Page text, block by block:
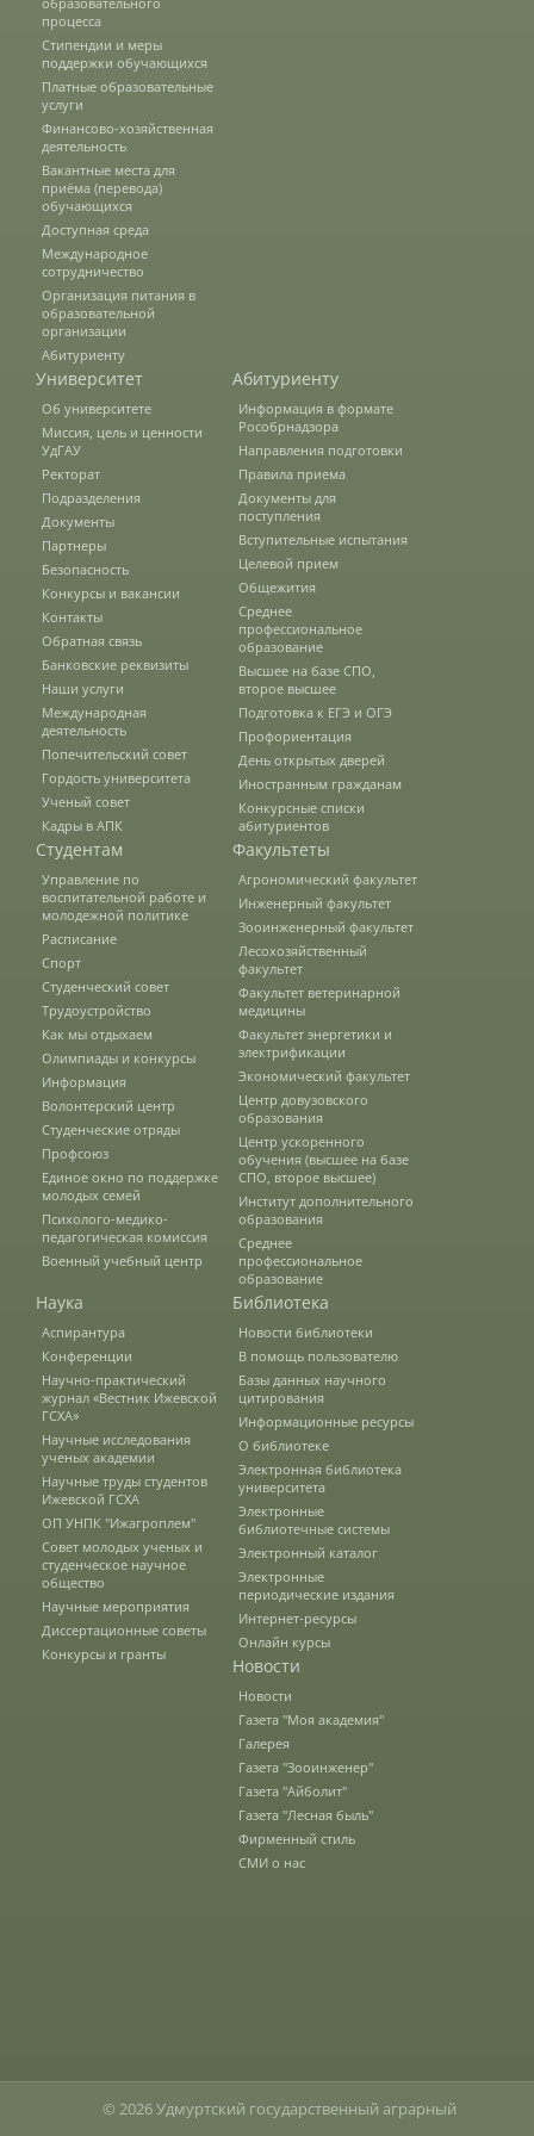
Выпускники факультета
Научные разработки
Консультационные услуги
Список публикаций
Информационные системы
Инженерный факультет
Кафедры ИФ
История факультета
Студенческое конструкторско-
исследовательское бюро (СКИБ)
Направления подготовки
Научные разработки
Консультационные услуги
Список публикаций
Информационные системы
Зооинженерный факультет
Кафедры ЗИФ
История факультета
Организация учебного процесса
Научно-исследовательская работа
студентов
Производственная практика
Внеучебная работа
Студенческие отряды
Направления подготовки
процесса
Стипендии и меры
поддержки обучающихся
Платные образовательные
услуги
Финансово-хозяйственная
деятельность
Вакантные места для
приёма (перевода)
обучающихся
Доступная среда
Международное
сотрудничество
Организация питания в
образовательной
организации
Абитуриенту
Университет
Об университете
Миссия, цель и ценности
УдГАУ
Ректорат
Подразделения
Документы
Партнеры
Безопасность
Конкурсы и вакансии
Контакты
Обратная связь
Банковские реквизиты
Наши услуги
Международная
деятельность
Попечительский совет
Гордость университета
Ученый совет
Кадры в АПК
Абитуриенту
Информация в формате
Рособрнадзора
Направления подготовки
Правила приема
Документы для
поступления
Вступительные испытания
Целевой прием
Общежития
Среднее
профессиональное
образование
Высшее на базе СПО,
второе высшее
Подготовка к ЕГЭ и ОГЭ
Профориентация
День открытых дверей
Иностранным гражданам
Конкурсные списки
абитуриентов
Студентам
Управление по
воспитательной работе и
молодежной политике
Расписание
Спорт
Студенческий совет
Трудоустройство
Как мы отдыхаем
Олимпиады и конкурсы
Информация
Волонтерский центр
Студенческие отряды
Профсоюз
Единое окно по поддержке
молодых семей
Психолого-медико-
педагогическая комиссия
Военный учебный центр
Факультеты
Агрономический факультет
Инженерный факультет
Зооинженерный факультет
Лесохозяйственный
факультет
Факультет ветеринарной
медицины
Факультет энергетики и
электрификации
Экономический факультет
Центр довузовского
образования
Центр ускоренного
обучения (высшее на базе
СПО, второе высшее)
Институт дополнительного
образования
Среднее
профессиональное
образование
Наука
Аспирантура
Конференции
Научно-практический
журнал «Вестник Ижевской
ГСХА»
Научные исследования
ученых академии
Научные труды студентов
Ижевской ГСХА
ОП УНПК "Ижагроплем"
Совет молодых ученых и
студенческое научное
общество
Научные мероприятия
Диссертационные советы
Конкурсы и гранты
Библиотека
Новости библиотеки
В помощь пользователю
Базы данных научного
цитирования
Информационные ресурсы
О библиотеке
Электронная библиотека
университета
Электронные
библиотечные системы
Электронный каталог
Электронные
периодические издания
Интернет-ресурсы
Онлайн курсы
Новости
Новости
Газета "Моя академия"
Галерея
Газета "Зооинженер"
Газета "Айболит"
Газета "Лесная быль"
Фирменный стиль
СМИ о нас
© 2026 Удмуртский государственный аграрный